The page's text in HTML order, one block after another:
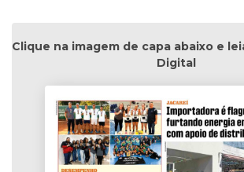
Clique na imagem de capa abaixo e
Digital